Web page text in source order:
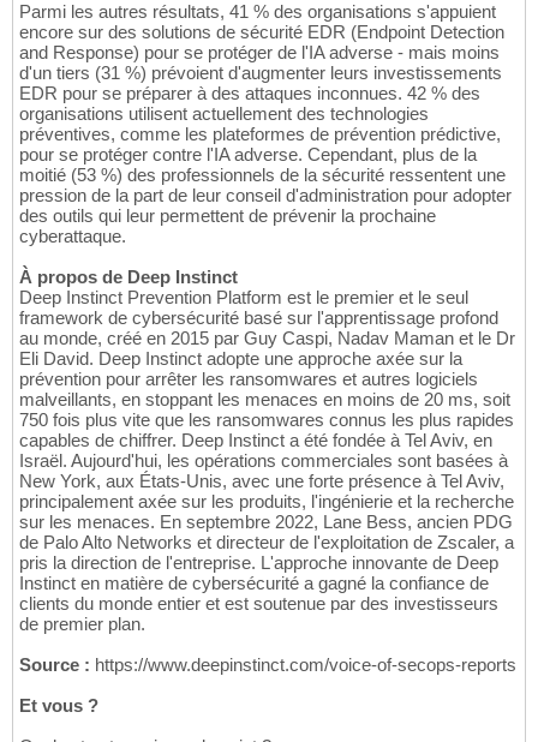
Parmi les autres résultats, 41 % des organisations s'appuient
encore sur des solutions de sécurité EDR (Endpoint Detection
and Response) pour se protéger de l'IA adverse - mais moins
d'un tiers (31 %) prévoient d'augmenter leurs investissements
EDR pour se préparer à des attaques inconnues. 42 % des
organisations utilisent actuellement des technologies
préventives, comme les plateformes de prévention prédictive,
pour se protéger contre l'IA adverse. Cependant, plus de la
moitié (53 %) des professionnels de la sécurité ressentent une
pression de la part de leur conseil d'administration pour adopter
des outils qui leur permettent de prévenir la prochaine
cyberattaque.
À propos de Deep Instinct
Deep Instinct Prevention Platform est le premier et le seul
framework de cybersécurité basé sur l'apprentissage profond
au monde, créé en 2015 par Guy Caspi, Nadav Maman et le Dr
Eli David. Deep Instinct adopte une approche axée sur la
prévention pour arrêter les ransomwares et autres logiciels
malveillants, en stoppant les menaces en moins de 20 ms, soit
750 fois plus vite que les ransomwares connus les plus rapides
capables de chiffrer. Deep Instinct a été fondée à Tel Aviv, en
Israël. Aujourd'hui, les opérations commerciales sont basées à
New York, aux États-Unis, avec une forte présence à Tel Aviv,
principalement axée sur les produits, l'ingénierie et la recherche
sur les menaces. En septembre 2022, Lane Bess, ancien PDG
de Palo Alto Networks et directeur de l'exploitation de Zscaler, a
pris la direction de l'entreprise. L'approche innovante de Deep
Instinct en matière de cybersécurité a gagné la confiance de
clients du monde entier et est soutenue par des investisseurs
de premier plan.
Source : https://www.deepinstinct.com/voice-of-secops-reports
Et vous ?